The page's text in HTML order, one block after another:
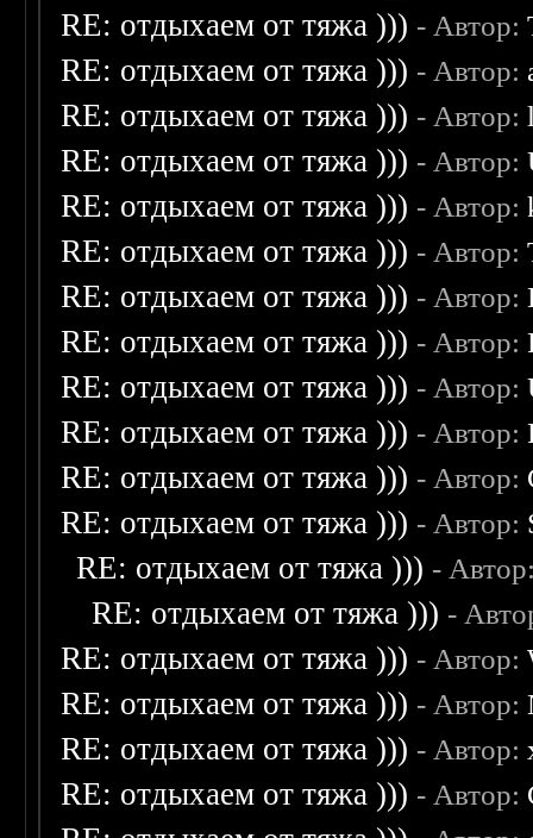
RE: отдыхаем от тяжа ))) - Автор:
RE: отдыхаем от тяжа ))) - Автор:
RE: отдыхаем от тяжа ))) - Автор:
RE: отдыхаем от тяжа ))) - Автор:
RE: отдыхаем от тяжа ))) - Автор:
RE: отдыхаем от тяжа ))) - Автор:
RE: отдыхаем от тяжа ))) - Автор:
RE: отдыхаем от тяжа ))) - Автор:
RE: отдыхаем от тяжа ))) - Автор:
RE: отдыхаем от тяжа ))) - Автор:
RE: отдыхаем от тяжа ))) - Автор:
RE: отдыхаем от тяжа ))) - Автор:
RE: отдыхаем от тяжа ))) -
RE: отдыхаем от тяжа ))) -
RE: отдыхаем от тяжа ))) - Автор:
RE: отдыхаем от тяжа ))) - Автор:
RE: отдыхаем от тяжа ))) - Автор:
RE: отдыхаем от тяжа ))) - Автор: